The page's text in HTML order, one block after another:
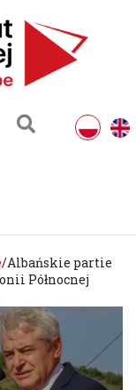
/Albańskie partie
Północnej